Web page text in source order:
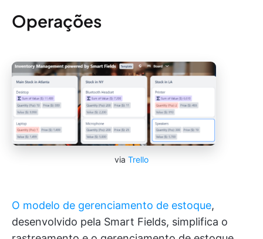
Operações
via Trello
O modelo de gerenciamento de estoque,
desenvolvido pela Smart Fields, simplifica o